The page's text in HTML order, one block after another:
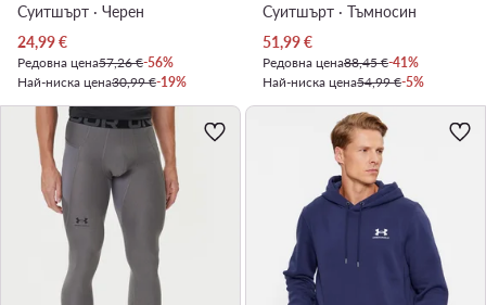
Суитшърт · Черен
Актуална цена
24,99€
Редовна цена57,26 €-56%
Най-ниска цена30,99 €-19%
Суитшърт · Тъмносин
Актуална цена
51,99€
Редовна цена88,45 €-41%
Най-ниска цена54,99 €-5%